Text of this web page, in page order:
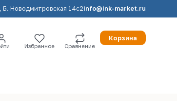
Б. Новодмитровская 14с2info@ink-market.ru
Избранное Сравнение
Корзина